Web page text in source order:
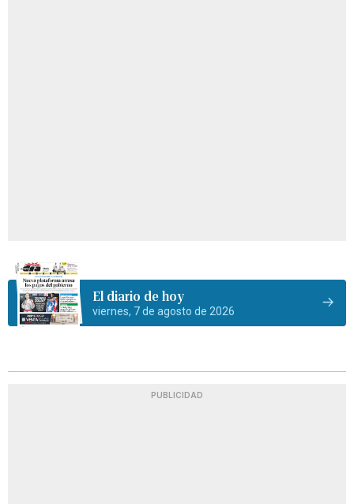
El diario de hoy
viernes, 7 de agosto de 2026
PUBLICIDAD